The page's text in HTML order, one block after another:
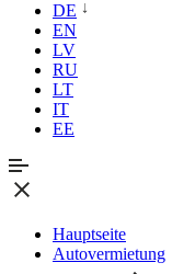
DE
EN
LV
RU
LT
IT
EE
Hauptseite
Autovermietung